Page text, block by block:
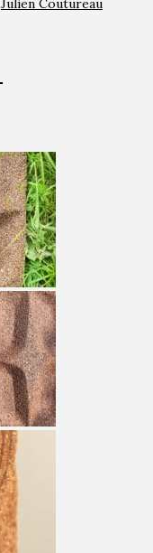
Julien Coutureau